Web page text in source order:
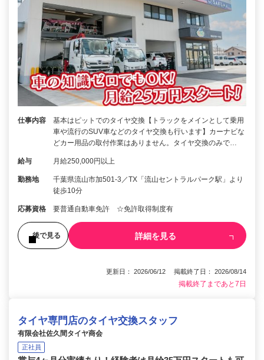
仕事内容
基本はピットでのタイヤ交換【トラックをメインとして乗用
車や流行のSUV車などのタイヤ交換も行います】カーナビな
どカー用品の取付作業はありません。タイヤ交換のみで…
給与 月給250,000円以上
勤務地
千葉県流山市加501-3／TX「流山セントラルパーク駅」より
徒歩10分
応募資格 要普通自動車免許 ☆免許取得制度有
後で見る 詳細を見る
更新日： 2026/06/12 掲載終了日： 2026/08/14
掲載終了まであと7日
タイヤ専門店のタイヤ交換スタッフ
有限会社佐久間タイヤ商会
正社員